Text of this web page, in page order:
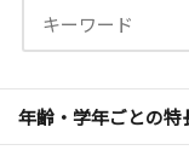
年齢・学年ごとの特